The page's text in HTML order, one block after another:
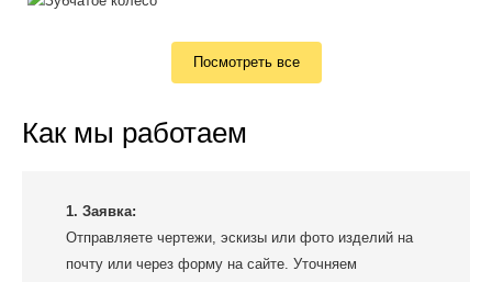
Посмотреть все
Как мы работаем
1. Заявка:
Отправляете чертежи, эскизы или фото изделий на
почту или через форму на сайте. Уточняем